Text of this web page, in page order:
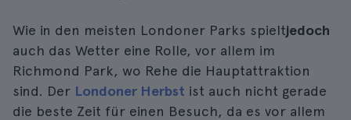
Wie in den meisten Londoner Parks spieltjedoch
auch das Wetter eine Rolle, vor allem im
Richmond Park, wo Rehe die Hauptattraktion
sind. Der Londoner Herbst ist auch nicht gerade
die beste Zeit für einen Besuch, da es vor allem